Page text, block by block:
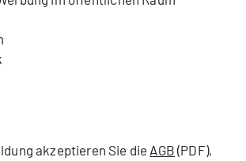
akzeptieren Sie die AGB (PDF),